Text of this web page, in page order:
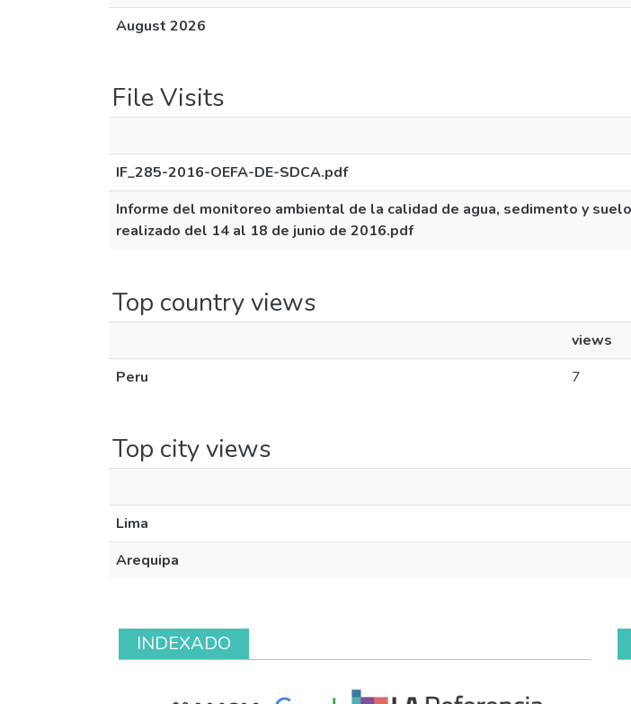
August 2026
File Visits
IF_285-2016-OEFA-DE-SDCA.pdf
Informe del monitoreo ambiental de la calidad de agua, sedimento y
realizado del 14 al 18 de junio de 2016.pdf
Top country views
views
Peru
7
Top city views
Lima
Arequipa
INDEXADO